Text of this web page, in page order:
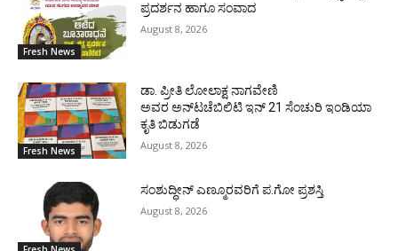
Fresh News
ಪ್ರದರ್ಶನ ಹಾಗೂ ಸಂವಾದ
August 8, 2026
Fresh News
ಡಾ. ಪ್ರೀತಿ ಲೋಲಾಕ್ಷ ನಾಗವೇಣಿ
ಅವರ ಅನ್‌ಟಚೆಬಿಲಿಟಿ ಇನ್ 21 ಸೆಂಚುರಿ ಇಂಡಿಯಾ
ಕೃತಿ ಬಿಡುಗಡೆ
August 8, 2026
ಸಂಶುದ್ಧೀನ್ ಎಣ್ಮೂರವರಿಗೆ ಪ.ಗೋ ಪ್ರಶಸ್ತಿ
August 8, 2026